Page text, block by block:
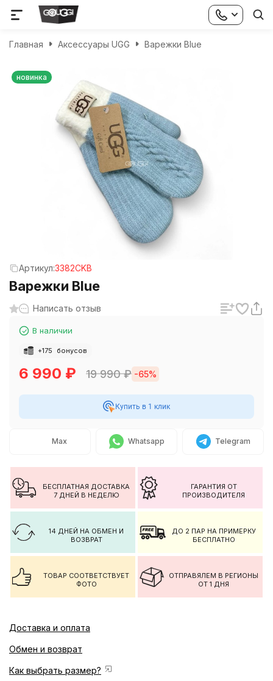
Главная Аксессуары UGG Варежки Blue
новинка
Артикул:3382CKB
Варежки Blue
Написать отзыв
В наличии
+175 бонусов
6 990 ₽ 19 990₽ -65%
Купить в 1 клик
Max Whatsapp Telegram
БЕСПЛАТНАЯ ДОСТАВКА
7 ДНЕЙ В НЕДЕЛЮ
ГАРАНТИЯ ОТ
ПРОИЗВОДИТЕЛЯ
14 ДНЕЙ НА ОБМЕН И
ВОЗВРАТ
ДО 2 ПАР НА ПРИМЕРКУ
БЕСПЛАТНО
ТОВАР СООТВЕТСТВУЕТ
ФОТО
ОТПРАВЯЛЕМ В РЕГИОНЫ
ОТ 1 ДНЯ
Доставка и оплата
Обмен и возврат
Как выбрать размер?